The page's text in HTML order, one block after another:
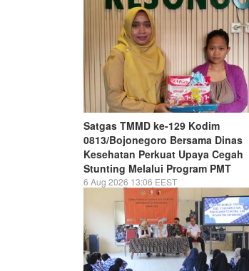
Satgas TMMD ke-129 Kodim
0813/Bojonegoro Bersama Dinas
Kesehatan Perkuat Upaya Cegah
Stunting Melalui Program PMT
6 Aug 2026 13:06 EEST